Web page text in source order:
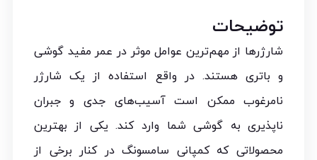
توضیحات
شارژرها از مهم‌ترین عوامل موثر در عمر مفید گوشی
و باتری هستند. در واقع استفاده از یک شارژر
نامرغوب ممکن است آسیب‌های جدی و جبران
ناپذیری به گوشی شما وارد کند. یکی از بهترین
محصولاتی که کمپانی سامسونگ در کنار برخی از